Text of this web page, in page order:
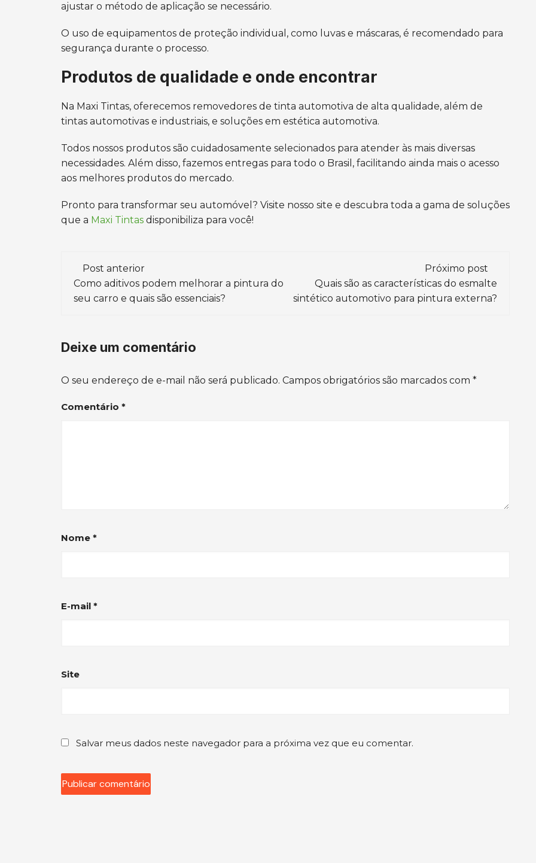
ajustar o método de aplicação se necessário.
O uso de equipamentos de proteção individual, como luvas e máscaras, é recomendado para
segurança durante o processo.
Produtos de qualidade e onde encontrar
Na Maxi Tintas, oferecemos removedores de tinta automotiva de alta qualidade, além de
tintas automotivas e industriais, e soluções em estética automotiva.
Todos nossos produtos são cuidadosamente selecionados para atender às mais diversas
necessidades. Além disso, fazemos entregas para todo o Brasil, facilitando ainda mais o acesso
aos melhores produtos do mercado.
Pronto para transformar seu automóvel? Visite nosso site e descubra toda a gama de soluções
que a Maxi Tintas disponibiliza para você!
Navegação
de
Post anterior
Como aditivos podem melhorar a pintura do
seu carro e quais são essenciais?
Próximo post
Quais são as características do esmalte
sintético automotivo para pintura externa?
Deixe um comentário
O seu endereço de e-mail não será publicado. Campos obrigatórios são marcados com *
Comentário *
Nome *
E-mail *
Site
Salvar meus dados neste navegador para a próxima vez que eu comentar.